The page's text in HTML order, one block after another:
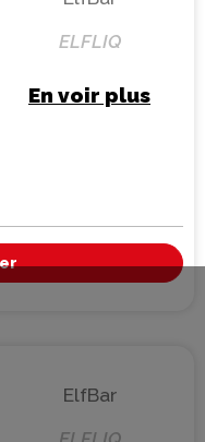
ELFLIQ
En voir plus
ElfBar